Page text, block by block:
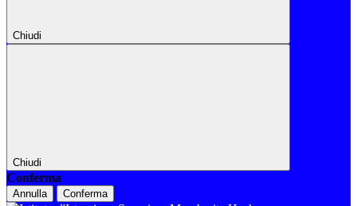
Chiudi
Chiudi
Conferma
Annulla Conferma